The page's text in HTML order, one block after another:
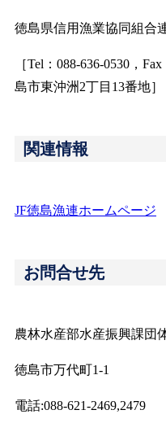
徳島県信用漁業協同組合
［Tel：088-636-0530，
島市東沖洲2丁目13番地］
関連情報
JF徳島漁連ホームページ
お問合せ先
農林水産部水産振興課団
徳島市万代町1-1
電話:088-621-2469,2479